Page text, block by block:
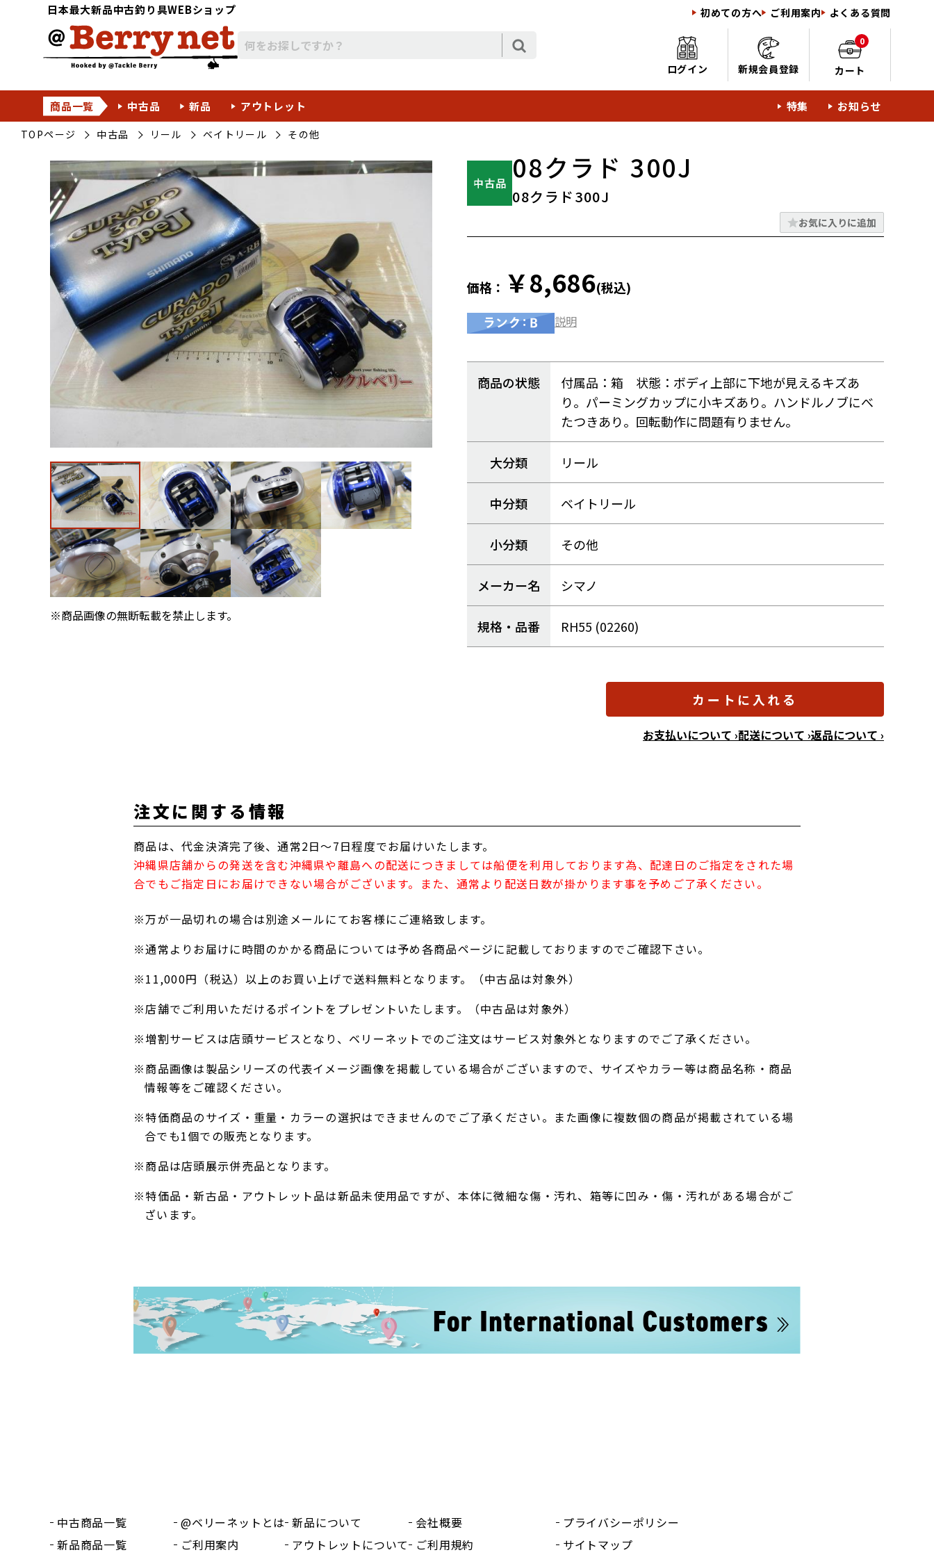
日本最大新品中古釣り具WEBショップ 初めての方へ ご利用案内 よくある質問
ログイン 新規会員登録
0
カート
商品一覧 中古品 新品 アウトレット 特集 お知らせ
TOPページ 中古品 リール ベイトリール その他
※商品画像の無断転載を禁止します。
08クラド 300J
08クラド300J
お気に入りに追加
価格： ￥8,686(税込)
説明
商品の状態
付属品：箱 状態：ボディ上部に下地が見えるキズあ
り。パーミングカップに小キズあり。ハンドルノブにべ
たつきあり。回転動作に問題有りません。
大分類 リール
中分類 ベイトリール
小分類 その他
メーカー名 シマノ
規格・品番 RH55 (02260)
カートに入れる
お支払いについて ›配送について ›返品について ›
注文に関する情報
商品は、代金決済完了後、通常2日～7日程度でお届けいたします。
沖縄県店舗からの発送を含む沖縄県や離島への配送につきましては船便を利用しております為、配達日のご指定をされた場
合でもご指定日にお届けできない場合がございます。また、通常より配送日数が掛かります事を予めご了承ください。
※万が一品切れの場合は別途メールにてお客様にご連絡致します。
※通常よりお届けに時間のかかる商品については予め各商品ページに記載しておりますのでご確認下さい。
※11,000円（税込）以上のお買い上げで送料無料となります。（中古品は対象外）
※店舗でご利用いただけるポイントをプレゼントいたします。（中古品は対象外）
※増割サービスは店頭サービスとなり、ベリーネットでのご注文はサービス対象外となりますのでご了承ください。
※商品画像は製品シリーズの代表イメージ画像を掲載している場合がございますので、サイズやカラー等は商品名称・商品
情報等をご確認ください。
※特価商品のサイズ・重量・カラーの選択はできませんのでご了承ください。また画像に複数個の商品が掲載されている場
合でも1個での販売となります。
※商品は店頭展示併売品となります。
※特価品・新古品・アウトレット品は新品未使用品ですが、本体に微細な傷・汚れ、箱等に凹み・傷・汚れがある場合がご
ざいます。
中古商品一覧
新品商品一覧
@ベリーネットとは
ご利用案内
新品について
アウトレットについて
会社概要
ご利用規約
プライバシーポリシー
サイトマップ